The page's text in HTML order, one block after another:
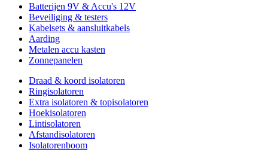
Batterijen 9V & Accu's 12V
Beveiliging & testers
Kabelsets & aansluitkabels
Aarding
Metalen accu kasten
Zonnepanelen
Draad & koord isolatoren
Ringisolatoren
Extra isolatoren & topisolatoren
Hoekisolatoren
Lintisolatoren
Afstandisolatoren
Isolatorenboom